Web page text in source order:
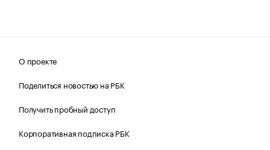
О проекте
Поделиться новостью на РБК
Получить пробный доступ
Корпоративная подписка РБК